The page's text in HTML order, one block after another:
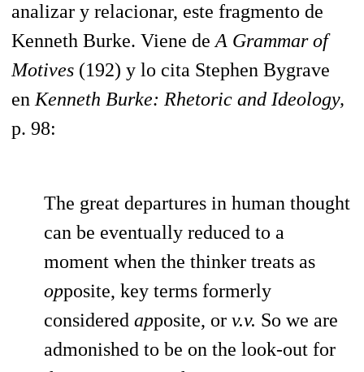
analizar y relacionar, este fragmento de
Kenneth Burke. Viene de A Grammar of
Motives (192) y lo cita Stephen Bygrave
en Kenneth Burke: Rhetoric and Ideology,
p. 98:
The great departures in human thought
can be eventually reduced to a
moment when the thinker treats as
opposite, key terms formerly
considered apposite, or v.v. So we are
admonished to be on the look-out for